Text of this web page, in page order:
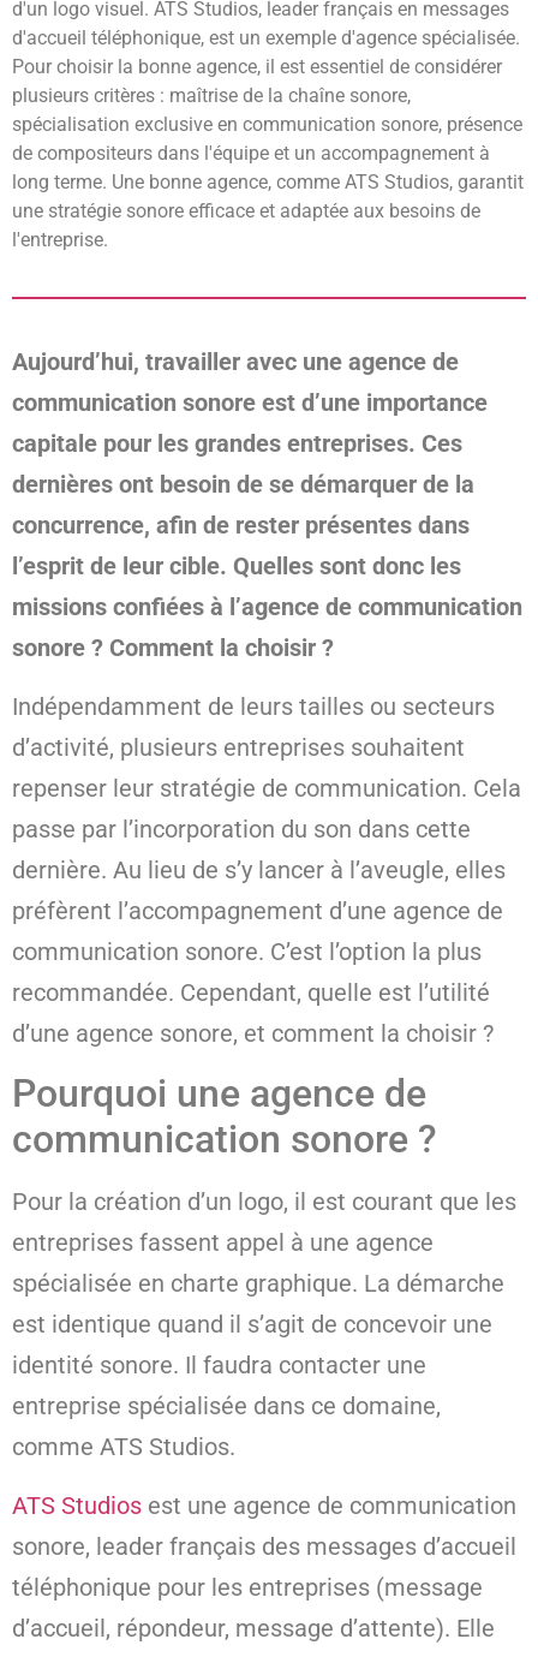
d'un logo visuel. ATS Studios, leader français en messages
d'accueil téléphonique, est un exemple d'agence spécialisée.
Pour choisir la bonne agence, il est essentiel de considérer
plusieurs critères : maîtrise de la chaîne sonore,
spécialisation exclusive en communication sonore, présence
de compositeurs dans l'équipe et un accompagnement à
long terme. Une bonne agence, comme ATS Studios, garantit
une stratégie sonore efficace et adaptée aux besoins de
l'entreprise.
Aujourd’hui, travailler avec une agence de
communication sonore est d’une importance
capitale pour les grandes entreprises. Ces
dernières ont besoin de se démarquer de la
concurrence, afin de rester présentes dans
l’esprit de leur cible. Quelles sont donc les
missions confiées à l’agence de communication
sonore ? Comment la choisir ?
Indépendamment de leurs tailles ou secteurs
d’activité, plusieurs entreprises souhaitent
repenser leur stratégie de communication. Cela
passe par l’incorporation du son dans cette
dernière. Au lieu de s’y lancer à l’aveugle, elles
préfèrent l’accompagnement d’une agence de
communication sonore. C’est l’option la plus
recommandée. Cependant, quelle est l’utilité
d’une agence sonore, et comment la choisir ?
Pourquoi une agence de
communication sonore ?
Pour la création d’un logo, il est courant que les
entreprises fassent appel à une agence
spécialisée en charte graphique. La démarche
est identique quand il s’agit de concevoir une
identité sonore. Il faudra contacter une
entreprise spécialisée dans ce domaine,
comme ATS Studios.
ATS Studios est une agence de communication
sonore, leader français des messages d’accueil
téléphonique pour les entreprises (message
d’accueil, répondeur, message d’attente). Elle